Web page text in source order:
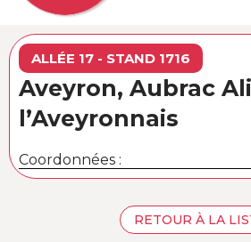
ALLÉE 17 - STAND 1716
Aveyron, Aubrac
l’Aveyronnais
Coordonnées :
RETOUR À LA